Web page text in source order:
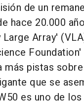
de un
hace 20.000
Array'
Foundation'
más pistas
que se
es uno de